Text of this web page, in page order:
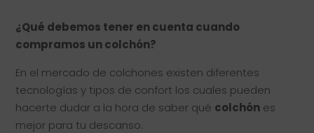
¿Qué debemos tener en cuenta cuando
compramos un colchón?
En el mercado de colchones existen diferentes
tecnologías y tipos de confort los cuales pueden
hacerte dudar a la hora de saber qué colchón es
mejor para tu descanso.